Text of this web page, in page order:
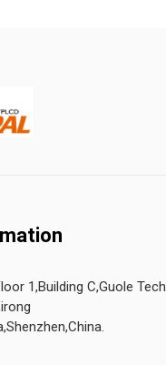
1,Building C,Guole Tech